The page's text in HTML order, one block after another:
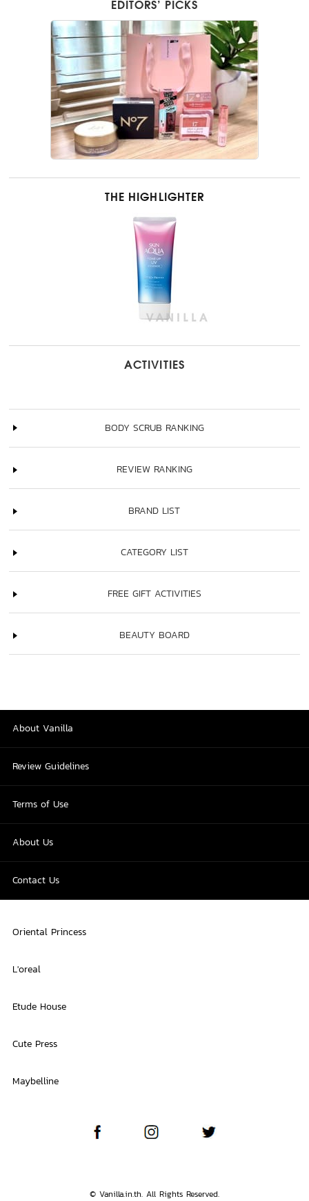
EDITORS’ PICKS
THE HIGHLIGHTER
ACTIVITIES
BODY SCRUB RANKING
REVIEW RANKING
BRAND LIST
CATEGORY LIST
FREE GIFT ACTIVITIES
BEAUTY BOARD
About Vanilla
Review Guidelines
Terms of Use
About Us
Contact Us
Oriental Princess
L'oreal
Etude House
Cute Press
Maybelline
© Vanilla.in.th. All Rights Reserved.